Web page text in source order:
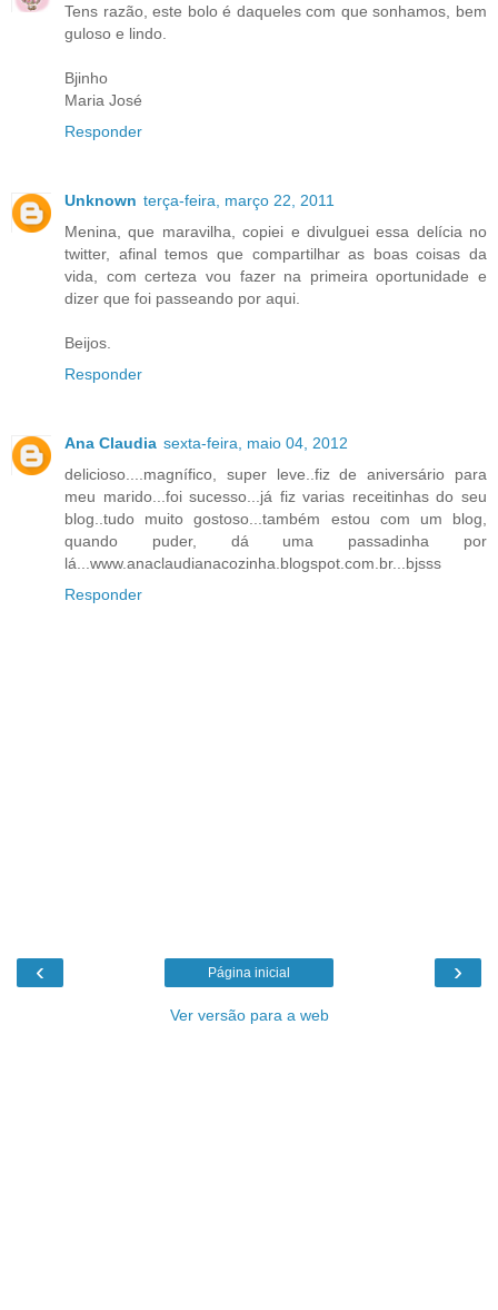
Tens razão, este bolo é daqueles com que sonhamos, bem
guloso e lindo.
Bjinho
Maria José
Responder
Unknown terça-feira, março 22, 2011
Menina, que maravilha, copiei e divulguei essa delícia no
twitter, afinal temos que compartilhar as boas coisas da
vida, com certeza vou fazer na primeira oportunidade e
dizer que foi passeando por aqui.
Beijos.
Responder
Ana Claudia sexta-feira, maio 04, 2012
delicioso....magnífico, super leve..fiz de aniversário para
meu marido...foi sucesso...já fiz varias receitinhas do seu
blog..tudo muito gostoso...também estou com um blog,
quando puder, dá uma passadinha por
lá...www.anaclaudianacozinha.blogspot.com.br...bjsss
Responder
‹ ›
Página inicial
Ver versão para a web